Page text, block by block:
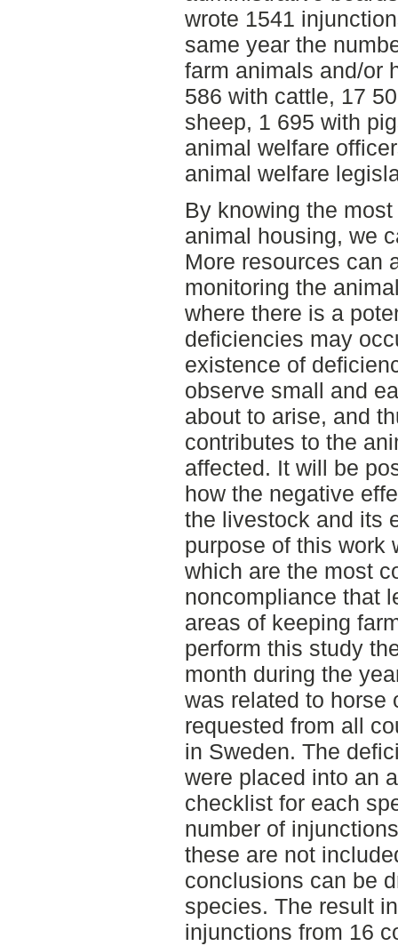
wrote 1541
same year the
farm animals and/or
586 with cattle, 17
sheep, 1 695 with
animal welfare
animal welfare
By knowing the
animal housing, we
More resources can
monitoring the
where there is a
deficiencies may
existence of
observe small and
about to arise, and
contributes to the
affected. It will be
how the negative
the livestock and its
purpose of this work
which are the most
noncompliance that
areas of keeping
perform this study
month during the
was related to horse
requested from all
in Sweden. The
were placed into an
checklist for each
number of
these are not
conclusions can be
species. The result
injunctions from 16